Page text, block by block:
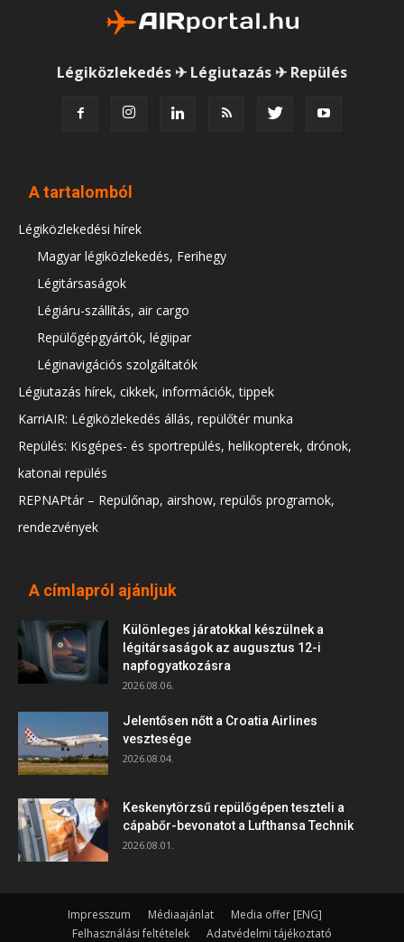
Légiközlekedés ✈ Légiutazás ✈ Repülés
A tartalomból
Légiközlekedési hírek
Magyar légiközlekedés, Ferihegy
Légitársaságok
Légiáru-szállítás, air cargo
Repülőgépgyártók, légiipar
Léginavigációs szolgáltatók
Légiutazás hírek, cikkek, információk, tippek
KarriAIR: Légiközlekedés állás, repülőtér munka
Repülés: Kisgépes- és sportrepülés, helikopterek, drónok,
katonai repülés
REPNAPtár – Repülőnap, airshow, repülős programok,
rendezvények
A címlapról ajánljuk
Különleges járatokkal készülnek a
légitársaságok az augusztus 12-i
napfogyatkozásra
2026.08.06.
Jelentősen nőtt a Croatia Airlines
vesztesége
2026.08.04.
Keskenytörzsű repülőgépen teszteli a
cápabőr-bevonatot a Lufthansa Technik
2026.08.01.
Impresszum Médiaajánlat
Media offer [ENG]
Felhasználási feltételek
Adatvédelmi tájékoztató